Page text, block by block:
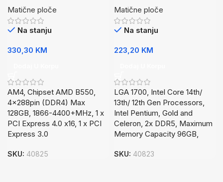
Matične ploče
Na stanju
330,30 KM
AM4, Chipset AMD B550,
4x288pin (DDR4) Max
128GB, 1866-4400+MHz, 1 x
PCI Express 4.0 x16, 1 x PCI
Express 3.0
SKU: 40825
Matične ploče
Na stanju
223,20 KM
LGA 1700, Intel Core 14th/
13th/ 12th Gen Processors,
Intel Pentium, Gold and
Celeron, 2x DDR5, Maximum
Memory Capacity 96GB,
SKU: 40823